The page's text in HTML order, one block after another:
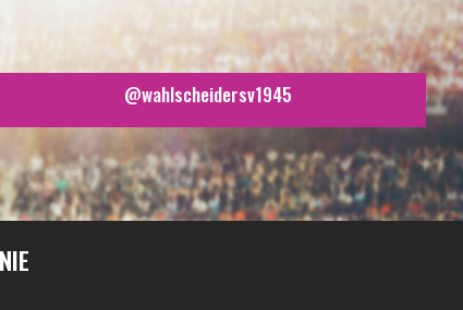
@wahlscheidersv1945